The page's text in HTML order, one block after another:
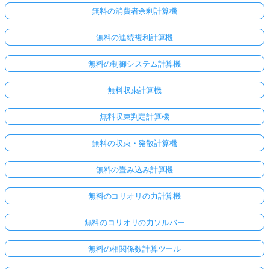
無料の消費者余剰計算機
無料の連続複利計算機
無料の制御システム計算機
無料収束計算機
無料収束判定計算機
無料の収束・発散計算機
無料の畳み込み計算機
無料のコリオリの力計算機
無料のコリオリの力ソルバー
無料の相関係数計算ツール